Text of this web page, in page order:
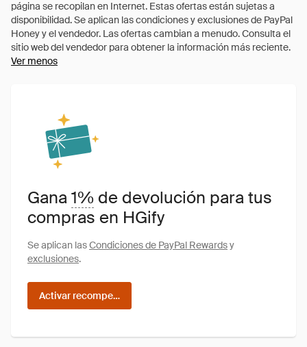
Ver menos
Gana1% de devolución para tus
compras en HGify
Se aplican lasCondiciones de PayPal Rewardsy
exclusiones.
Activar recompensas